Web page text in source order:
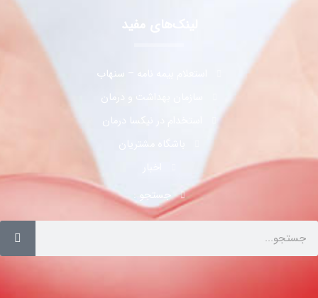
لینک‌های مفید
استعلام بیمه نامه – سنهاب
سازمان بهداشت و درمان
استخدام در نیکسا درمان
جستجو :